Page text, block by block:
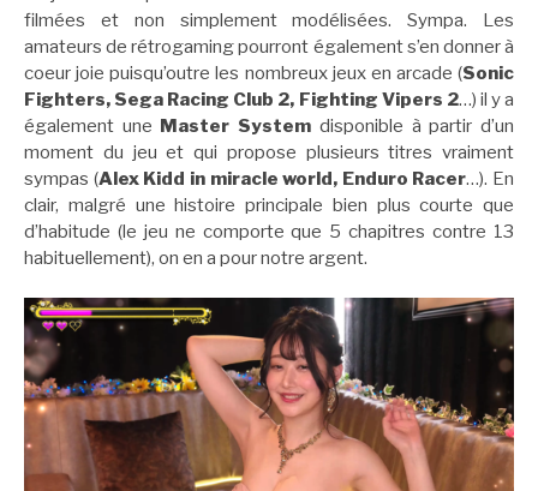
filmées et non simplement modélisées. Sympa. Les
amateurs de rétrogaming pourront également s’en donner à
coeur joie puisqu’outre les nombreux jeux en arcade (Sonic
Fighters, Sega Racing Club 2, Fighting Vipers 2…) il y a
également une Master System disponible à partir d’un
moment du jeu et qui propose plusieurs titres vraiment
sympas (Alex Kidd in miracle world, Enduro Racer…). En
clair, malgré une histoire principale bien plus courte que
d’habitude (le jeu ne comporte que 5 chapitres contre 13
habituellement), on en a pour notre argent.